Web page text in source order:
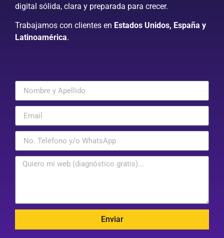
digital sólida, clara y preparada para crecer.
Trabajamos con clientes en Estados Unidos, España y
Latinoamérica.
Enviar